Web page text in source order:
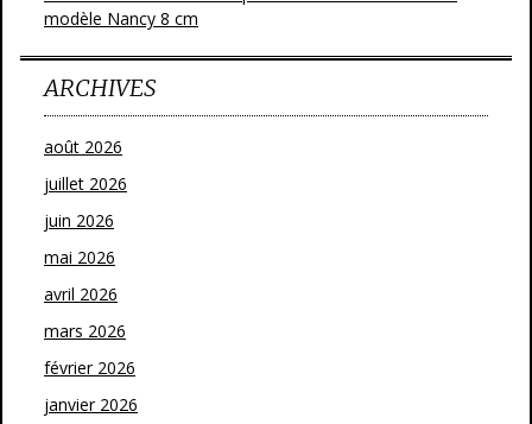
modèle Nancy 8 cm
ARCHIVES
août 2026
juillet 2026
juin 2026
mai 2026
avril 2026
mars 2026
février 2026
janvier 2026